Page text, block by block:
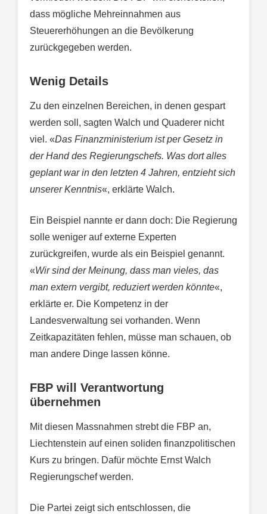
dass mögliche Mehreinnahmen aus
Steuererhöhungen an die Bevölkerung
zurückgegeben werden.
Wenig Details
Zu den einzelnen Bereichen, in denen gespart
werden soll, sagten Walch und Quaderer nicht
viel. «Das Finanzministerium ist per Gesetz in
der Hand des Regierungschefs. Was dort alles
geplant war in den letzten 4 Jahren, entzieht sich
unserer Kenntnis«, erklärte Walch.
Ein Beispiel nannte er dann doch: Die Regierung
solle weniger auf externe Experten
zurückgreifen, wurde als ein Beispiel genannt.
«Wir sind der Meinung, dass man vieles, das
man extern vergibt, reduziert werden könnte«,
erklärte er. Die Kompetenz in der
Landesverwaltung sei vorhanden. Wenn
Zeitkapazitäten fehlen, müsse man schauen, ob
man andere Dinge lassen könne.
FBP will Verantwortung
übernehmen
Mit diesen Massnahmen strebt die FBP an,
Liechtenstein auf einen soliden finanzpolitischen
Kurs zu bringen. Dafür möchte Ernst Walch
Regierungschef werden.
Die Partei zeigt sich entschlossen, die